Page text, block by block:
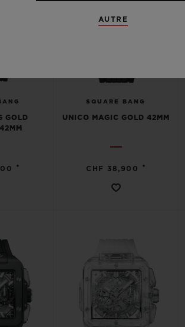
GOLD
•
SQUARE BANG
UNICO MAGIC GOLD 42MM
CHF 38,900 •
AUTRE